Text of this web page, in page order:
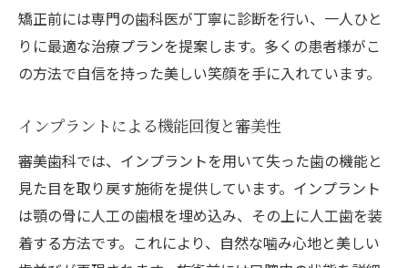
矯正前には専門の歯科医が丁寧に診断を行い、一人ひと
りに最適な治療プランを提案します。多くの患者様がこ
の方法で自信を持った美しい笑顔を手に入れています。
インプラントによる機能回復と審美性
審美歯科では、インプラントを用いて失った歯の機能と
見た目を取り戻す施術を提供しています。インプラント
は顎の骨に人工の歯根を埋め込み、その上に人工歯を装
着する方法です。これにより、自然な噛み心地と美しい